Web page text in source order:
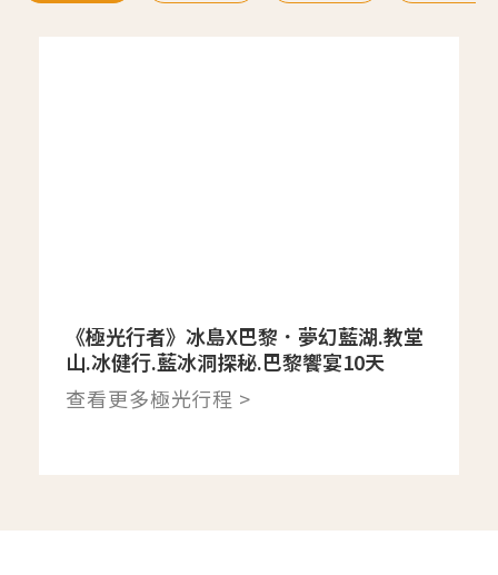
《極光行者》冰島X巴黎．夢幻藍湖.教堂
山.冰健行.藍冰洞探秘.巴黎饗宴10天
查看更多極光行程 >